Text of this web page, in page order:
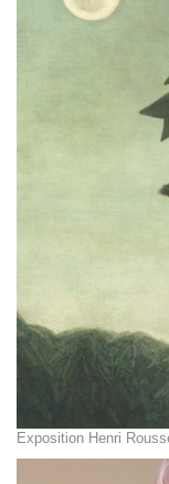
Exposition Henri